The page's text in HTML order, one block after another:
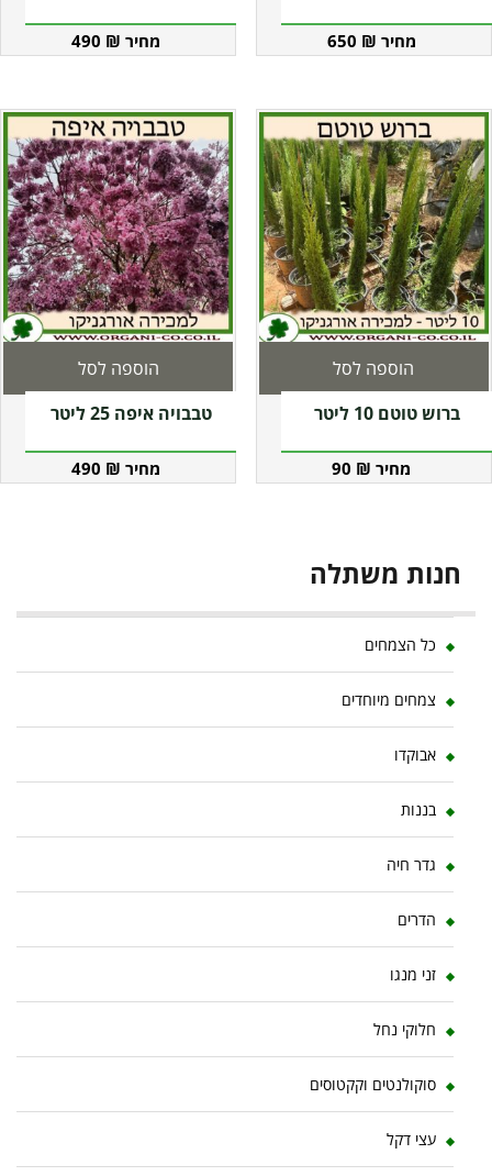
650 ₪
490 ₪
ברוש טוטם 10 ליטר
90 ₪
הוספה לסל
טבבויה איפה 25 ליטר
490 ₪
הוספה לסל
חנות משתלה
כל הצמחים
צמחים מיוחדים
אבוקדו
בננות
גדר חיה
הדרים
זני מנגו
חלוקי נחל
סוקולנטים וקקטוסים
עצי דקל